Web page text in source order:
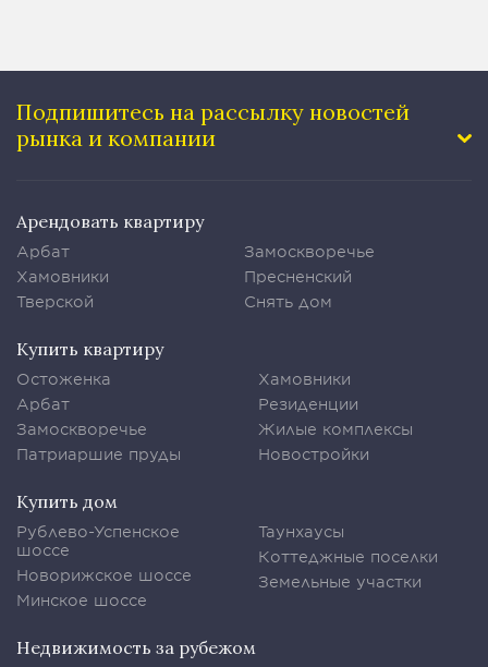
Подпишитесь на рассылку новостей
рынка и компании
Арендовать квартиру
Арбат
Хамовники
Тверской
Замоскворечье
Пресненский
Снять дом
Купить квартиру
Остоженка
Арбат
Замоскворечье
Патриаршие пруды
Хамовники
Резиденции
Жилые комплексы
Новостройки
Купить дом
Рублево-Успенское
шоссе
Новорижское шоссе
Минское шоссе
Таунхаусы
Коттеджные поселки
Земельные участки
Недвижимость за рубежом